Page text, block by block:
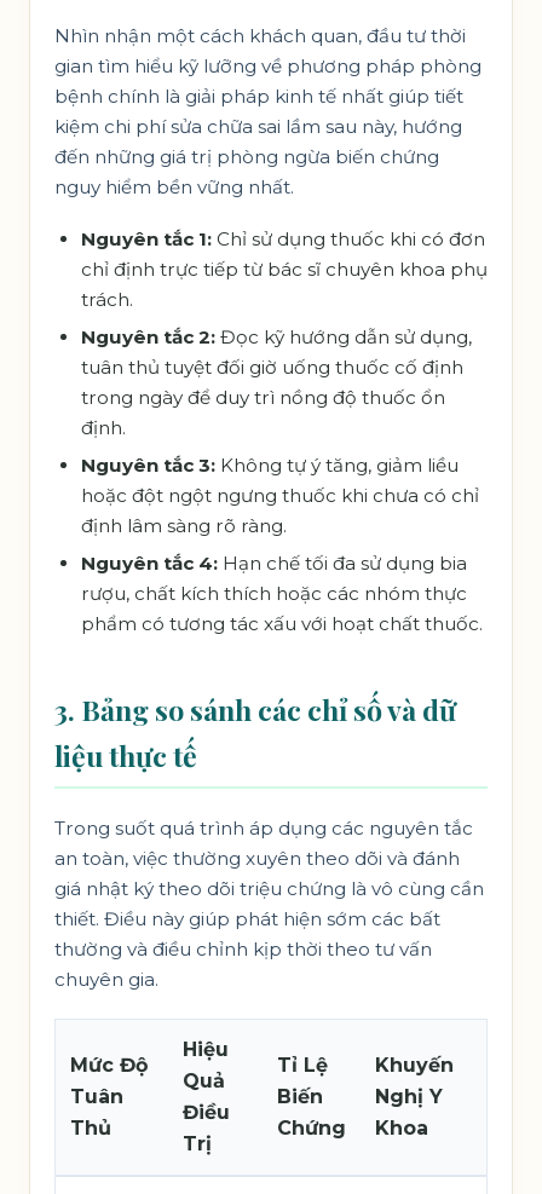
Nhìn nhận một cách khách quan, đầu tư thời
gian tìm hiểu kỹ lưỡng về phương pháp phòng
bệnh chính là giải pháp kinh tế nhất giúp tiết
kiệm chi phí sửa chữa sai lầm sau này, hướng
đến những giá trị phòng ngừa biến chứng
nguy hiểm bền vững nhất.
Nguyên tắc 1: Chỉ sử dụng thuốc khi có đơn
chỉ định trực tiếp từ bác sĩ chuyên khoa phụ
trách.
Nguyên tắc 2: Đọc kỹ hướng dẫn sử dụng,
tuân thủ tuyệt đối giờ uống thuốc cố định
trong ngày để duy trì nồng độ thuốc ổn
định.
Nguyên tắc 3: Không tự ý tăng, giảm liều
hoặc đột ngột ngưng thuốc khi chưa có chỉ
định lâm sàng rõ ràng.
Nguyên tắc 4: Hạn chế tối đa sử dụng bia
rượu, chất kích thích hoặc các nhóm thực
phẩm có tương tác xấu với hoạt chất thuốc.
3. Bảng so sánh các chỉ số và dữ
liệu thực tế
Trong suốt quá trình áp dụng các nguyên tắc
an toàn, việc thường xuyên theo dõi và đánh
giá nhật ký theo dõi triệu chứng là vô cùng cần
thiết. Điều này giúp phát hiện sớm các bất
thường và điều chỉnh kịp thời theo tư vấn
chuyên gia.
Mức Độ
Tuân
Thủ
Hiệu
Quả
Điều
Trị
Tỉ Lệ
Biến
Chứng
Khuyến
Nghị Y
Khoa